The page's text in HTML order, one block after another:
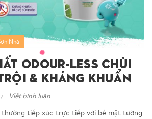
Nhà
Odour-Less Chùi
& Kháng Khuẩn
Viết bình luận
thường tiếp xúc trực tiếp với bề mặt tường